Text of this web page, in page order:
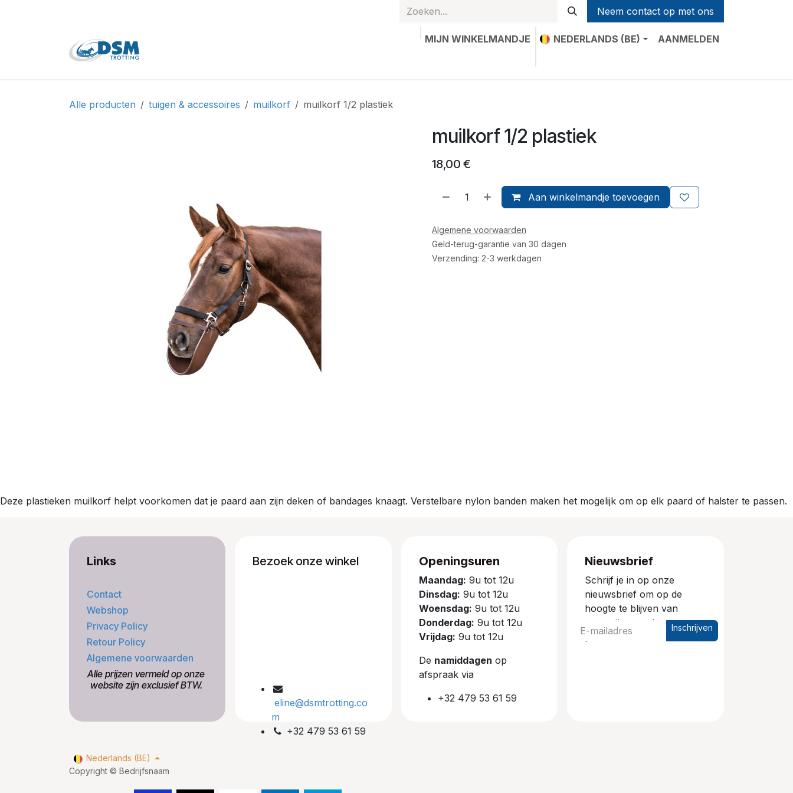
Neem contact op met ons
MIJN WINKELMANDJE NEDERLANDS (BE)
AANMELDEN
Alle producten tuigen & accessoires muilkorf muilkorf 1/2 plastiek
muilkorf 1/2 plastiek
18,00 €
Aan winkelmandje toevoegen
Algemene voorwaarden
Geld-terug-garantie van 30 dagen
Verzending: 2-3 werkdagen
Deze plastieken muilkorf helpt voorkomen dat je paard aan zijn deken of bandages knaagt. Verstelbare nylon banden maken het mogelijk om op elk paard of halster te passen.
Links
Contact
Webshop
Privacy Policy
Retour Policy
Algemene voorwaarden
​Alle prijzen vermeld op onze
​website zijn exclusief BTW.
Bezoek onze winkel
eline@dsmtrotting.co
m
+32 479 53 61 59
Openingsuren
Maandag: 9u tot 12u
Dinsdag: 9u tot 12u
Woensdag: 9u tot 12u
Donderdag: 9u tot 12u
Vrijdag: 9u tot 12u
De namiddagen op
afspraak via
+32 479 53 61 59
Nieuwsbrief
Schrijf je in op onze
nieuwsbrief om op de
hoogte te blijven van
promoties en nieuwe
producten.
Inschrijven
Copyright © Bedrijfsnaam
Nederlands (BE)